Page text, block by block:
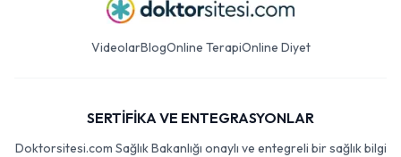
VideolarBlogOnline TerapiOnline Diyet
SERTİFİKA VE ENTEGRASYONLAR
Doktorsitesi.com Sağlık Bakanlığı onaylı ve entegreli bir sağlık bilgi